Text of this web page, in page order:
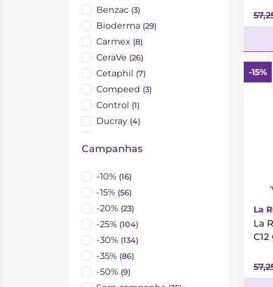
Benzac (3)
Bioderma (29)
Carmex (8)
CeraVe (26)
Cetaphil (7)
Compeed (3)
Control (1)
Ducray (4)
Farline (15)
Filorga
Frezyderm
Galénic
Hidrolact
Interapothek
Klorane
Campanhas
-10% (16)
-15% (56)
-20% (23)
-25% (104)
-30% (134)
-35% (86)
-50% (9)
-15%
La
La